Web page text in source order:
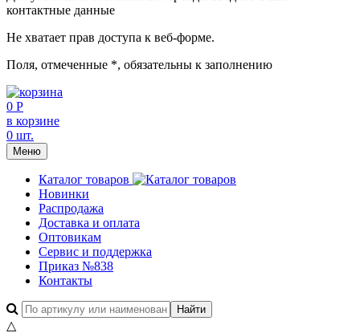
контактные данные
Не хватает прав доступа к веб-форме.
Поля, отмеченные *, обязательны к заполнению
0 Р
в корзине
0 шт.
Меню
Каталог товаров
Новинки
Распродажа
Доставка и оплата
Оптовикам
Сервис и поддержка
Приказ №838
Контакты
△